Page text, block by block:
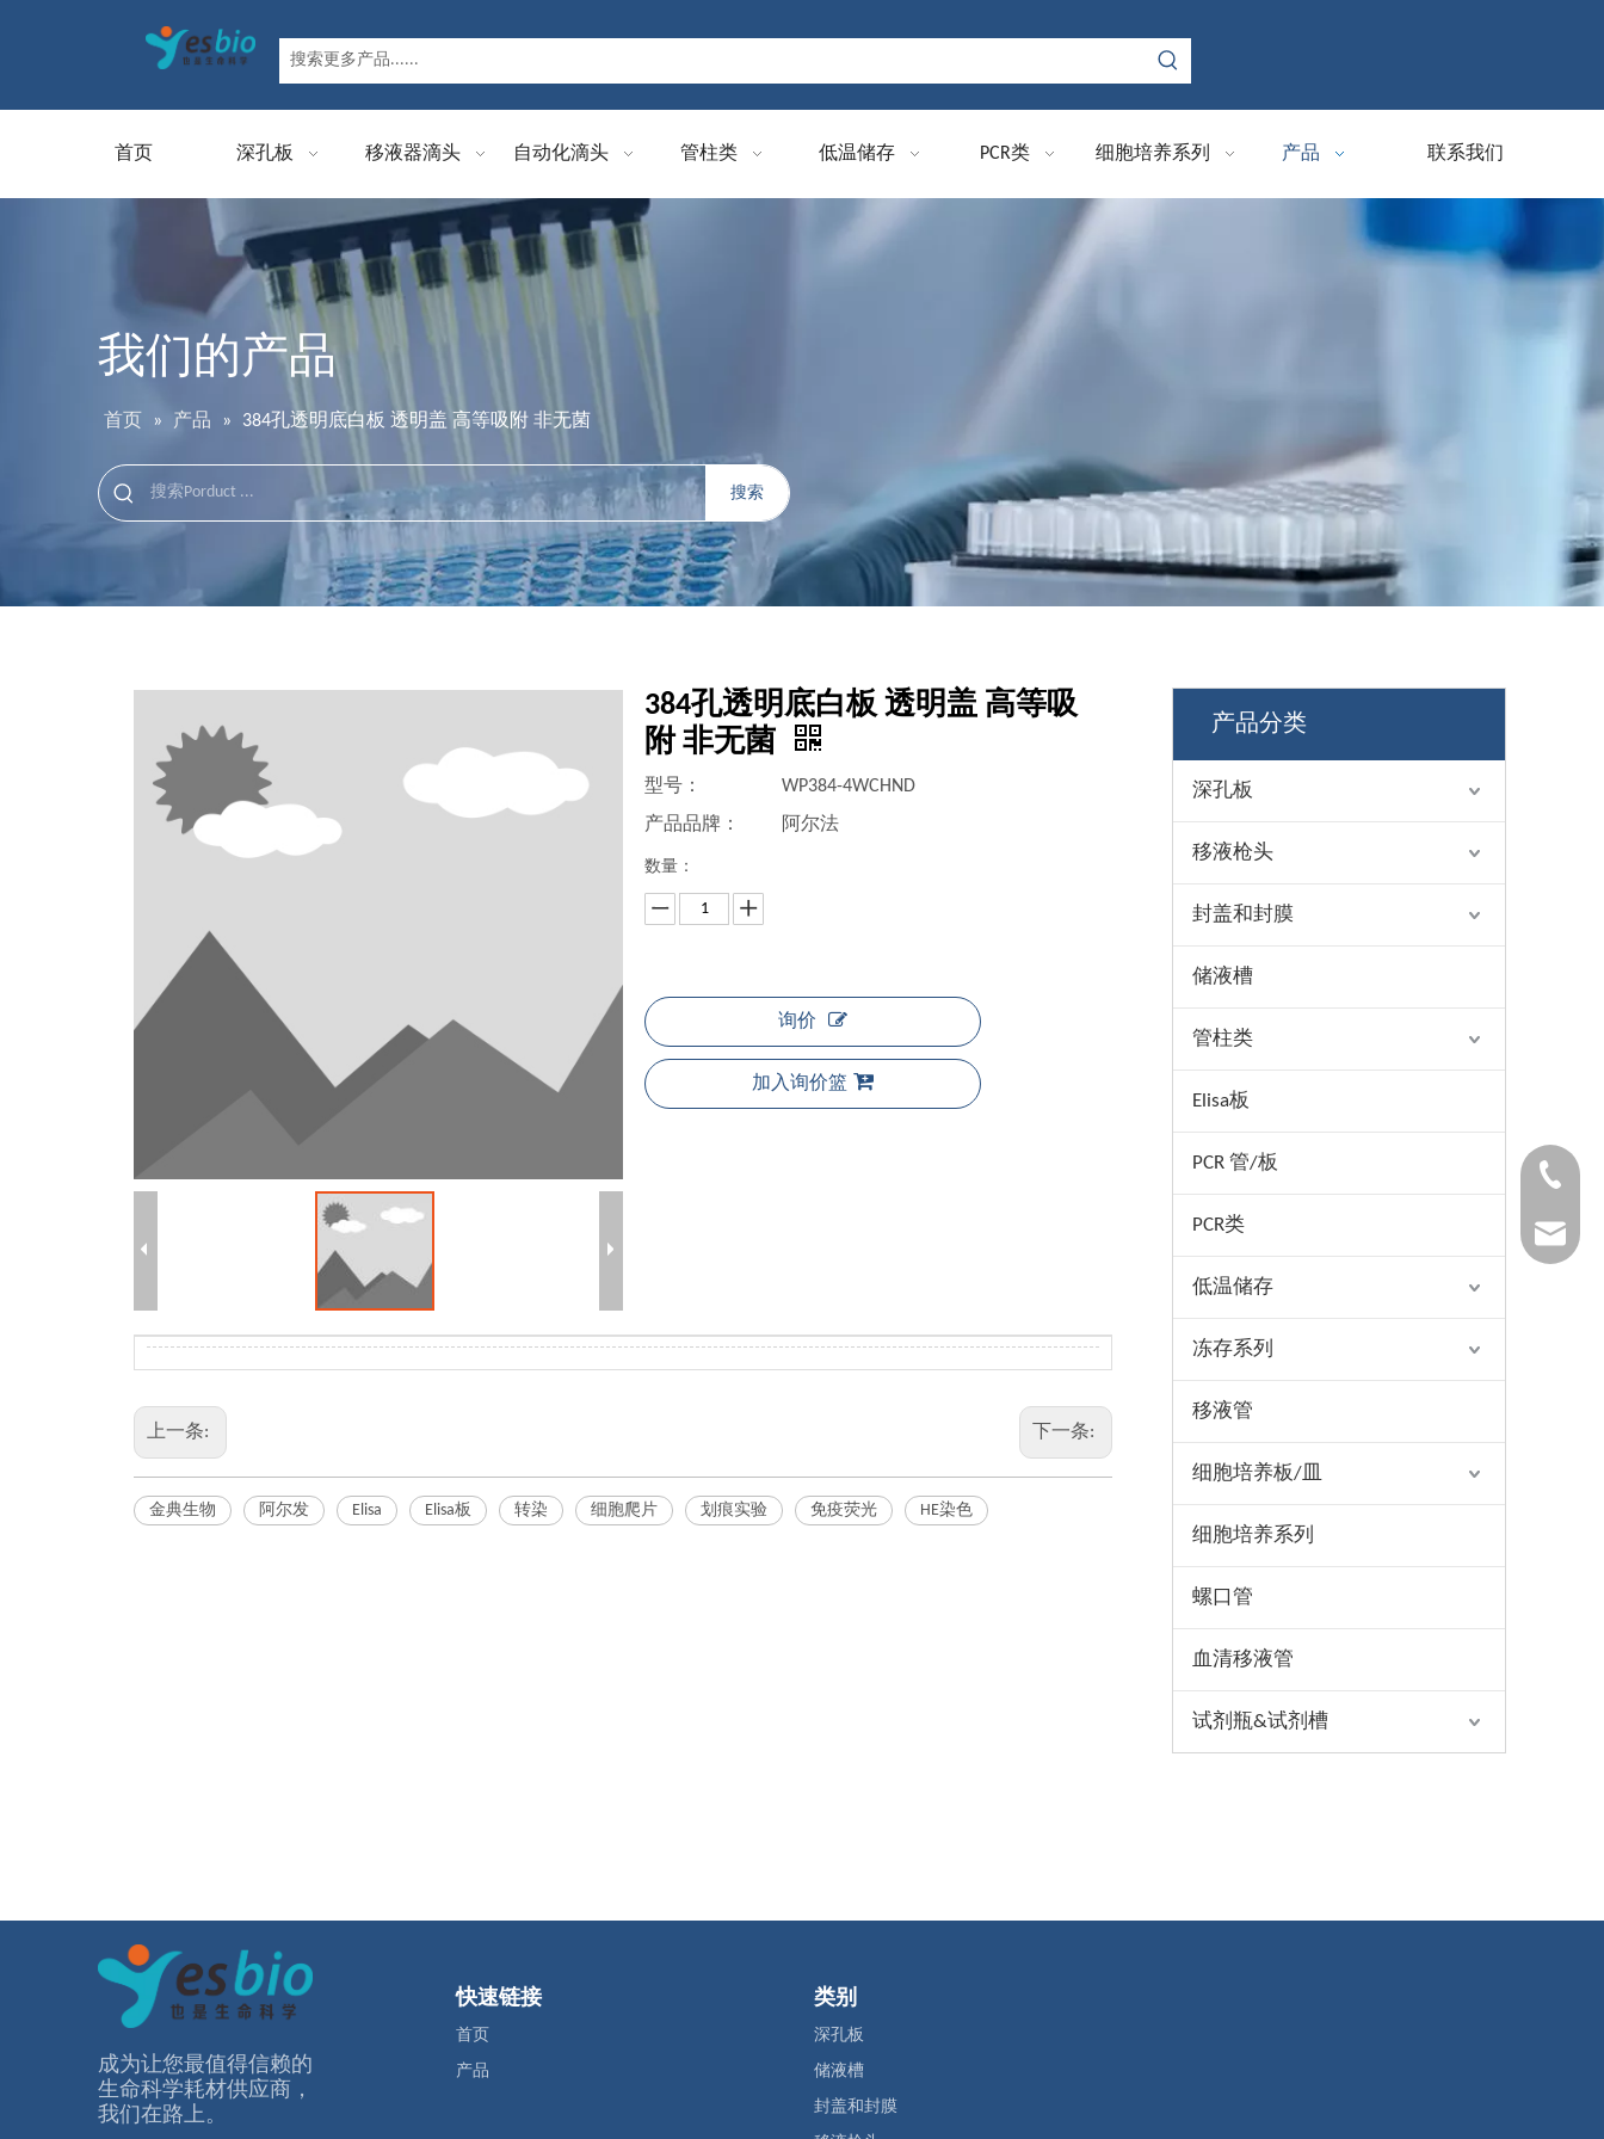
首页 深孔板 移液器滴头 自动化滴头 管柱类 低温储存 PCR类 细胞培养系列 产品 联系我们
我们的产品
首页 » 产品 » 384孔透明底白板 透明盖 高等吸附 非无菌
搜索
384孔透明底白板 透明盖 高等吸
附 非无菌
型号：
WP384-4WCHND
产品品牌：
阿尔法
数量：
询价
加入询价篮
上一条: 下一条:
金典生物 阿尔发 Elisa Elisa板 转染 细胞爬片 划痕实验 免疫荧光 HE染色
产品分类
深孔板
移液枪头
封盖和封膜
储液槽
管柱类
Elisa板
PCR 管/板
PCR类
低温储存
冻存系列
移液管
细胞培养板/皿
细胞培养系列
螺口管
血清移液管
试剂瓶&试剂槽
成为让您最值得信赖的
⽣命科学耗材供应商，
我们在路上。
快速链接
首页
产品
类别
深孔板
储液槽
封盖和封膜